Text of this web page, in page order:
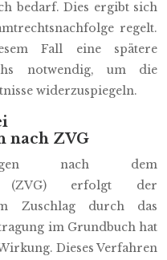
bedarf. Dies ergibt sich
regelt.
Fall eine spätere
notwendig, um die
widerzuspiegeln.
nach ZVG
nach dem
(ZVG) erfolgt der
Zuschlag durch das
im Grundbuch hat
Dieses Verfahren